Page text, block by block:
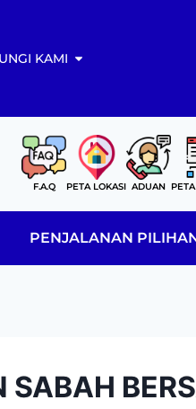
KAMI
F.A.Q PETA LOKASI ADUAN
PENJALANAN